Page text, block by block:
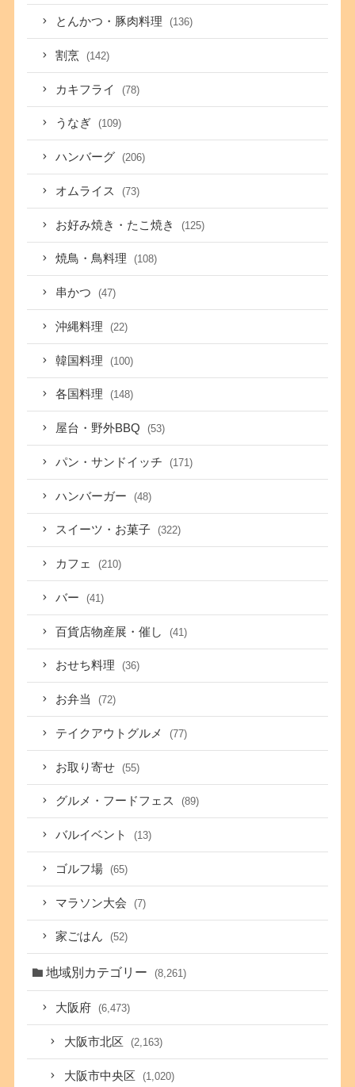
とんかつ・豚肉料理 (136)
割烹 (142)
カキフライ (78)
うなぎ (109)
ハンバーグ (206)
オムライス (73)
お好み焼き・たこ焼き (125)
焼鳥・鳥料理 (108)
串かつ (47)
沖縄料理 (22)
韓国料理 (100)
各国料理 (148)
屋台・野外BBQ (53)
パン・サンドイッチ (171)
ハンバーガー (48)
スイーツ・お菓子 (322)
カフェ (210)
バー (41)
百貨店物産展・催し (41)
おせち料理 (36)
お弁当 (72)
テイクアウトグルメ (77)
お取り寄せ (55)
グルメ・フードフェス (89)
バルイベント (13)
ゴルフ場 (65)
マラソン大会 (7)
家ごはん (52)
地域別カテゴリー (8,261)
大阪府 (6,473)
大阪市北区 (2,163)
大阪市中央区 (1,020)